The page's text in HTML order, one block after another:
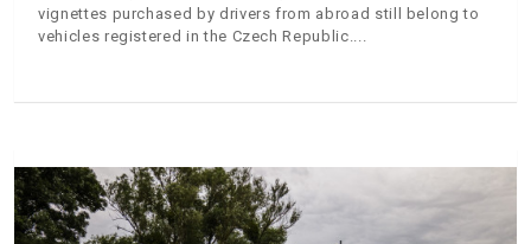
vignettes purchased by drivers from abroad still belong to
vehicles registered in the Czech Republic.